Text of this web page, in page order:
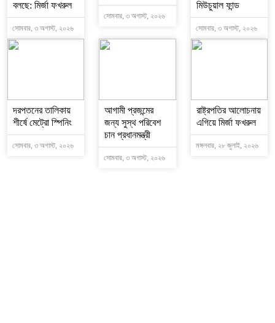
বলছে: মির্জা ফখরুল
সোমবার, ৩ অগাস্ট, ২০২৬
সোমবার, ৩ অগাস্ট, ২০২৬
মিউচুয়াল ফান্ড
সোমবার, ৩ অগাস্ট, ২০২৬
দরপতনের তালিকায়
শীর্ষে মেট্রো স্পিনিং
সোমবার, ৩ অগাস্ট, ২০২৬
আগামী প্রজন্মের
জন্য সুস্থ পরিবেশ
চান প্রধানমন্ত্রী
সোমবার, ৩ অগাস্ট, ২০২৬
রাষ্ট্রপতির আলোচনায়
এগিয়ে মির্জা ফখরুল
মঙ্গলবার, ২৮ জুলাই, ২০২৬